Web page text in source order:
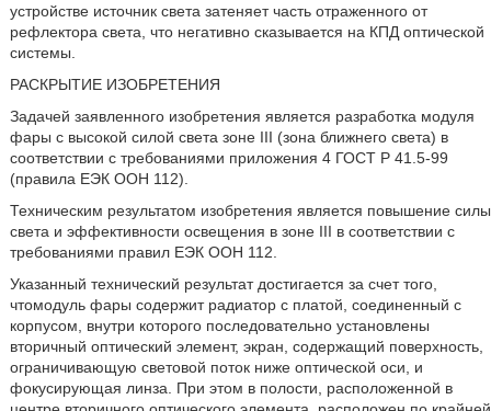
устройстве источник света затеняет часть отраженного от
рефлектора света, что негативно сказывается на КПД оптической
системы.
РАСКРЫТИЕ ИЗОБРЕТЕНИЯ
Задачей заявленного изобретения является разработка модуля
фары с высокой силой света зоне III (зона ближнего света) в
соответствии с требованиями приложения 4 ГОСТ Ρ 41.5-99
(правила ЕЭК ООН 112).
Техническим результатом изобретения является повышение силы
света и эффективности освещения в зоне III в соответствии с
требованиями правил ЕЭК ООН 112.
Указанный технический результат достигается за счет того,
чтомодуль фары содержит радиатор с платой, соединенный с
корпусом, внутри которого последовательно установлены
вторичный оптический элемент, экран, содержащий поверхность,
ограничивающую световой поток ниже оптической оси, и
фокусирующая линза. При этом в полости, расположенной в